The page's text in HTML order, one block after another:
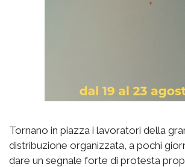
Tornano in piazza i lavoratori della
distribuzione organizzata, a pochi
dare un segnale forte di protesta